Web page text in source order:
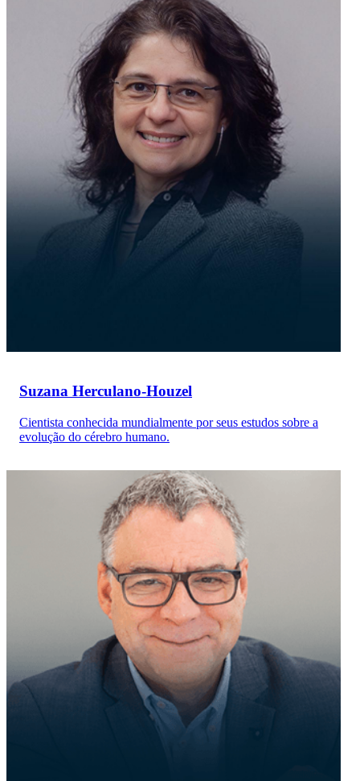
Suzana Herculano-Houzel
Cientista conhecida mundialmente por seus estudos sobre a
evolução do cérebro humano.